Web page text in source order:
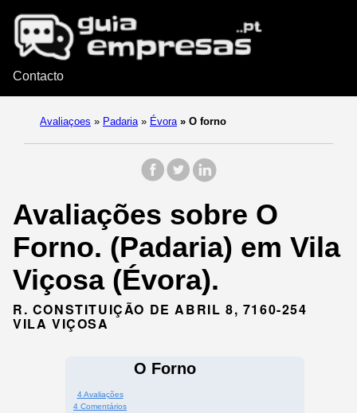
Contacto
Avaliaçoes » Padaria » Évora » O forno
Avaliações sobre O
Forno. (Padaria) em Vila
Viçosa (Évora).
R. CONSTITUIÇÃO DE ABRIL 8, 7160-254
VILA VIÇOSA
O Forno
4 Avaliações
4 Comentários